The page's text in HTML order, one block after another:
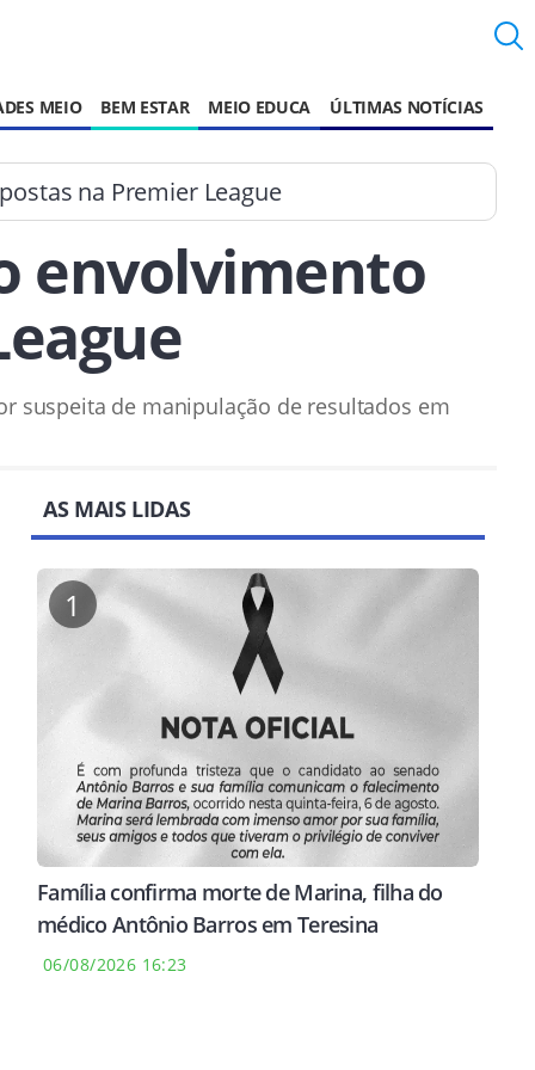
MEIO BEM ESTAR MEIO EDUCA ÚLTIMAS NOTÍCIAS
na Premier League
envolvimento
suspeita de manipulação de resultados em
AS MAIS LIDAS
1
Família confirma morte de Marina, filha do
médico Antônio Barros em Teresina
06/08/2026 16:23